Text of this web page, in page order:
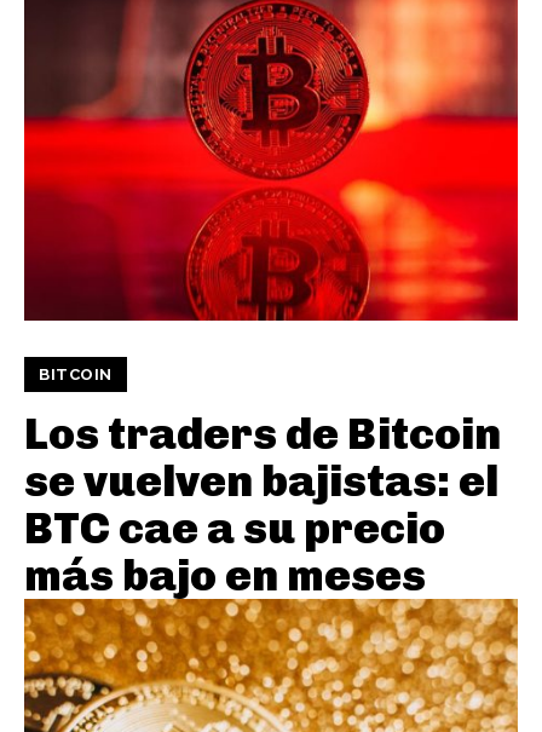
BITCOIN
Los traders de Bitcoin
se vuelven bajistas: el
BTC cae a su precio
más bajo en meses